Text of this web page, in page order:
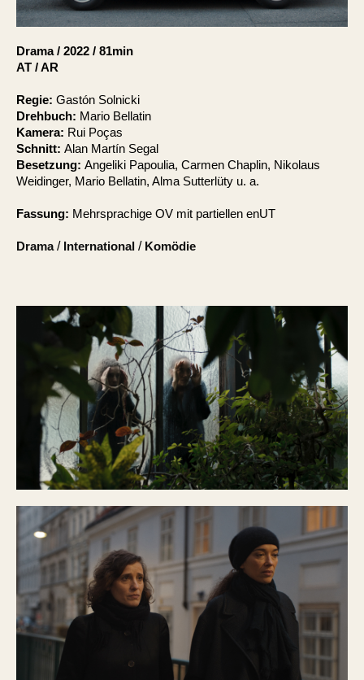
Account
Drama / 2022 / 81min
AT / AR
Regie: Gastón Solnicki
Drehbuch: Mario Bellatin
Kamera: Rui Poças
Schnitt: Alan Martín Segal
Besetzung: Angeliki Papoulia, Carmen Chaplin, Nikolaus
Weidinger, Mario Bellatin, Alma Sutterlüty u. a.
Fassung: Mehrsprachige OV mit partiellen enUT
Drama/ International / Komödie